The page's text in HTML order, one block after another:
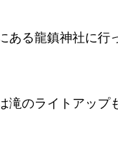
ある龍鎮神社に行
滝のライトアップ